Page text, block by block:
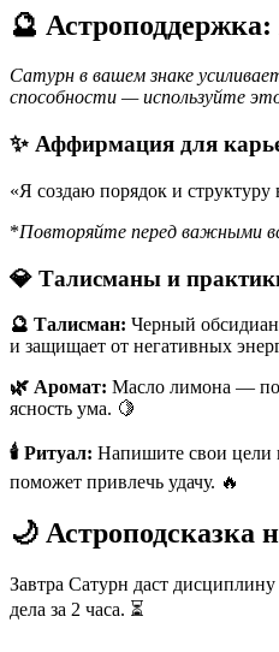
🔮
Сатурн в вашем знаке
способности — используйте
✨ Аффирмация для
«Я создаю порядок и структуру
*Повторяйте перед важными
💎 Талисманы и
🔮 Талисман: Черный
и защищает от негативных
🌿 Аромат: Масло лимона —
ясность ума. 🍋
🕯️ Ритуал: Напишите свои цели
поможет привлечь удачу. 🔥
🌙 Астроподсказка
Завтра Сатурн даст
дела за 2 часа. ⏳